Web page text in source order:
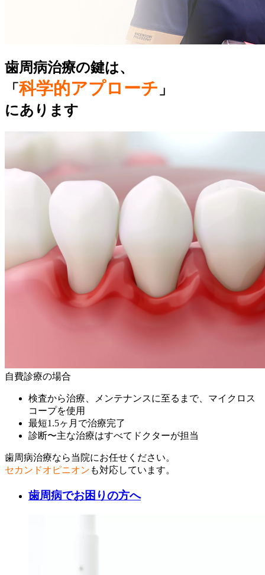
歯周病治療の鍵は、
「 科学的アプローチ 」
にあります
自費診療の場合
検査から治療、メンテナンスに至るまで、マイクロス
コープを使用
最短1.5ヶ月で治療完了
診断〜主な治療はすべてドクターが担当
歯周病治療なら当院にお任せください。
セカンドオピニオン も対応しています。
歯周病でお困りの方へ